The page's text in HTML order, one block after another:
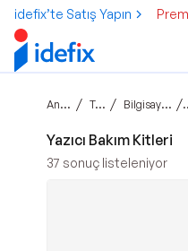
idefix’te Satış Yapın
Ana sayfa / Teknoloji / Bilgisayar ve Tablet
Yazıcı Bakım Kitleri
37 sonuç listeleniyor